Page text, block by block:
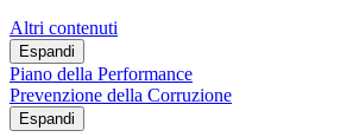
Altri contenuti
Espandi
Piano della Performance
Prevenzione della Corruzione
Espandi